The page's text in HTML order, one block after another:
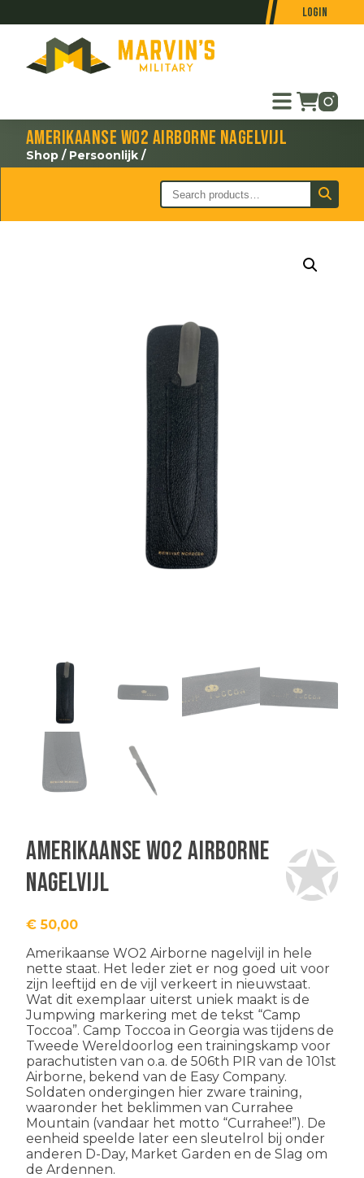
Login
Amerikaanse WO2 Airborne nagelvijl
Shop / Persoonlijk /
Amerikaanse WO2 Airborne
nagelvijl
€ 50,00
Amerikaanse WO2 Airborne nagelvijl in hele
nette staat. Het leder ziet er nog goed uit voor
zijn leeftijd en de vijl verkeert in nieuwstaat.
Wat dit exemplaar uiterst uniek maakt is de
Jumpwing markering met de tekst “Camp
Toccoa”. Camp Toccoa in Georgia was tijdens de
Tweede Wereldoorlog een trainingskamp voor
parachutisten van o.a. de 506th PIR van de 101st
Airborne, bekend van de Easy Company.
Soldaten ondergingen hier zware training,
waaronder het beklimmen van Currahee
Mountain (vandaar het motto “Currahee!”). De
eenheid speelde later een sleutelrol bij onder
anderen D-Day, Market Garden en de Slag om
de Ardennen.